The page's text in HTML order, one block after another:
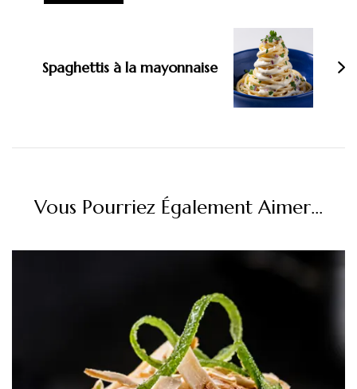
Spaghettis à la mayonnaise
Vous Pourriez Également Aimer...